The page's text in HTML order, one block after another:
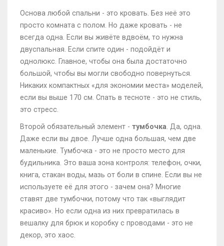
Основа любой спальни - это кровать. Без неё это
просто комната с полом. Но даже кровать - не
всегда одна. Если вы живёте вдвоём, то нужна
двуспальная. Если спите один - подойдёт и
однолюкс. Главное, чтобы она была достаточно
большой, чтобы вы могли свободно повернуться.
Никаких компактных «для экономии места» моделей,
если вы выше 170 см. Спать в тесноте - это не стиль,
это стресс.
Второй обязательный элемент - тумбочка . Да, одна.
Даже если вы двое. Лучше одна большая, чем две
маленькие. Тумбочка - это не просто место для
будильника. Это ваша зона контроля: телефон, очки,
книга, стакан воды, мазь от боли в спине. Если вы не
используете её для этого - зачем она? Многие
ставят две тумбочки, потому что так «выглядит
красиво». Но если одна из них превратилась в
вешалку для брюк и коробку с проводами - это не
декор, это хаос.